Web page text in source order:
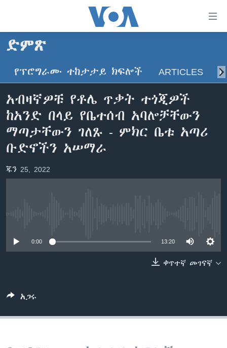
ማገናኛዎች
ዋናው
ይዘት
ወደ
ዋናው
ይዘት
እለፍ
ወደ
ዋናው
ይዘት
ዜና
ኢትዮጵያ
አሜሪካ
መካከለኛው ምሥራቅ
ኑሮ በጤንነት
ከምሽቱ ሦስት ሰዓት የአማርኛ ዜና
ቪዲዮ
የፎቶ መድብሎች
ድምጽ
የፕሮግራሙ ተከታታይ ክፍሎች ARTICLES
አብዛኛዎቹ የቶሌ ጥቃት ተጎጂዎች
ከአንድ በላይ የቤተሰብ አባሎቻቸውን
ማጣታቸውን ገለጹ - ምክር ቤቱ አጣሪ
ቡድኖችን አሠማራ
ጁን 25, 2022
0:00 13:20
ቀጥተኛ መገናኛ
አጋሩ